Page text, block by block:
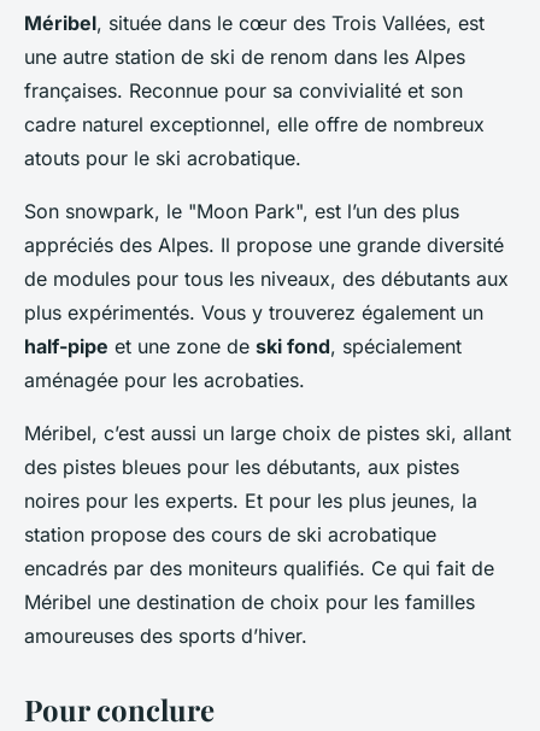
Méribel, située dans le cœur des Trois Vallées, est
une autre station de ski de renom dans les Alpes
françaises. Reconnue pour sa convivialité et son
cadre naturel exceptionnel, elle offre de nombreux
atouts pour le ski acrobatique.
Son snowpark, le "Moon Park", est l’un des plus
appréciés des Alpes. Il propose une grande diversité
de modules pour tous les niveaux, des débutants aux
plus expérimentés. Vous y trouverez également un
half-pipe et une zone de ski fond, spécialement
aménagée pour les acrobaties.
Méribel, c’est aussi un large choix de pistes ski, allant
des pistes bleues pour les débutants, aux pistes
noires pour les experts. Et pour les plus jeunes, la
station propose des cours de ski acrobatique
encadrés par des moniteurs qualifiés. Ce qui fait de
Méribel une destination de choix pour les familles
amoureuses des sports d’hiver.
Pour conclure